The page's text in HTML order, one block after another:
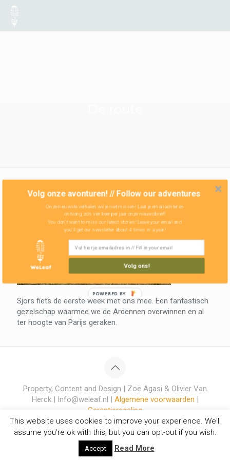
Sjors fiets de eerste week met ons mee. Een fantastisch
gezelschap waarmee we de Ardennen overwinnen en al
ter hoogte van Parijs geraken.
Property, Content and Design | Zoë Agasi & Olivier Van
Herck | Info@weleaf.nl | Algemene voorwaarden |
Garantieregeling
This website uses cookies to improve your experience. We'll
assume you're ok with this, but you can opt-out if you wish.
Accept Read More
Volg onze avonturen! // Follow our adventures
Onze nieuwste verhalen wil je niet missen! Laat je email achter en
ontvang zo'n vier keer per jaar onze nieuwsbrief!
Volg ons!
You don't want to miss our latest stories! Leave your email and
you'll get our newsletter about 4 times in a year!
POWERED BY